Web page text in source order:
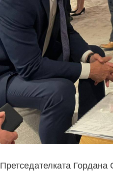
Претседателката